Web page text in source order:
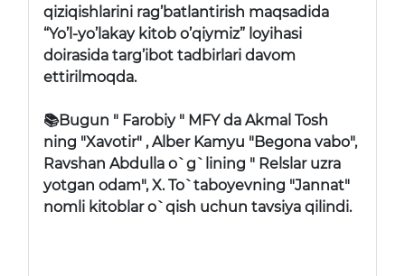
qiziqishlarini rag’batlantirish maqsadida
“Yo’l-yo’lakay kitob o’qiymiz” loyihasi
doirasida targ’ibot tadbirlari davom
ettirilmoqda.
📚Bugun " Farobiy " MFY da Akmal Tosh
ning "Xavotir" , Alber Kamyu "Begona vabo",
Ravshan Abdulla o`g`lining " Relslar uzra
yotgan odam", X. To`taboyevning "Jannat"
nomli kitoblar o`qish uchun tavsiya qilindi.